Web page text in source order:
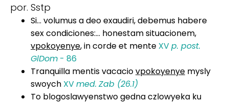
por. Sstp
Si... volumus a deo exaudiri, debemus habere
sex condiciones:... honestam situacionem,
vpokoyenye, in corde et mente XVp. post.
GlDom - 86
Tranquilla mentis vacaciovpokoyenye mysly
swoych XVmed. Zab (26.1)
To blogoslawyenstwo gedna czlowyeka ku